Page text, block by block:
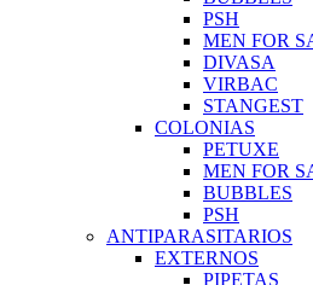
PSH
MEN FOR
DIVASA
VIRBAC
STANGEST
COLONIAS
PETUXE
MEN FOR
BUBBLES
PSH
ANTIPARASITARIOS
EXTERNOS
PIPETAS